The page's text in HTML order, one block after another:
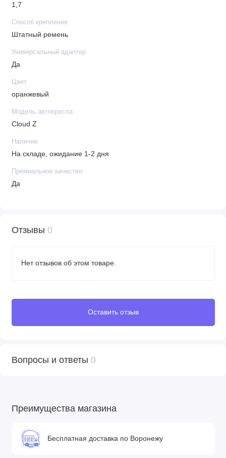
раскладывается в полностью горизонтальное
положение, при установке в автомобиль такой
функции нет)
Солнцезащитный козырек: есть
Габариты
1,7
Способ крепления
Штатный ремень
Универсальный адаптер
Да
Цвет
оранжевый
Модель автокресла
Cloud Z
Наличие
На складе, ожидание 1-2 дня
Премиальное качество
Да
Отзывы 0
Нет отзывов об этом товаре.
Оставить отзыв
Вопросы и ответы 0
Преимущества магазина
Бесплатная доставка по Воронежу